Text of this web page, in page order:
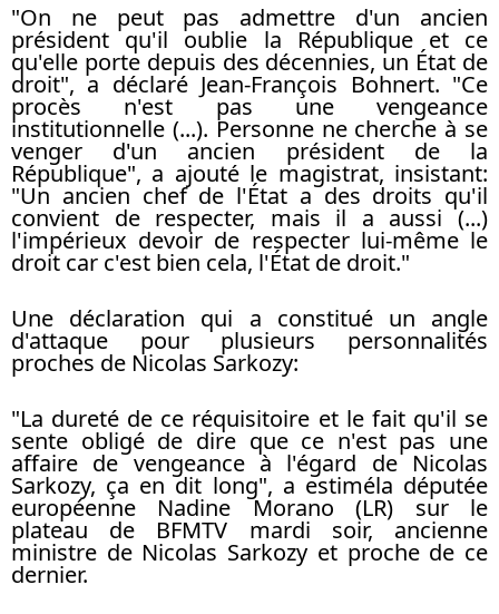
"On ne peut pas admettre d'un ancien
président qu'il oublie la République et ce
qu'elle porte depuis des décennies, un État de
droit", a déclaré Jean-François Bohnert. "Ce
procès n'est pas une vengeance
institutionnelle (...). Personne ne cherche à se
venger d'un ancien président de la
République", a ajouté le magistrat, insistant:
"Un ancien chef de l'État a des droits qu'il
convient de respecter, mais il a aussi (...)
l'impérieux devoir de respecter lui-même le
droit car c'est bien cela, l'État de droit."
Une déclaration qui a constitué un angle
d'attaque pour plusieurs personnalités
proches de Nicolas Sarkozy:
"La dureté de ce réquisitoire et le fait qu'il se
sente obligé de dire que ce n'est pas une
affaire de vengeance à l'égard de Nicolas
Sarkozy, ça en dit long", a estiméla députée
européenne Nadine Morano (LR) sur le
plateau de BFMTV mardi soir, ancienne
ministre de Nicolas Sarkozy et proche de ce
dernier.